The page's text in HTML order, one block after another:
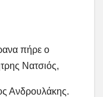
πήρε ο
Νατσιός,
Ανδρουλάκης.